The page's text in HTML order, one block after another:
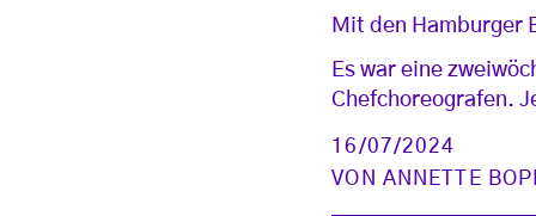
Mit den Hamburger
Es war eine
Chefchoreografen.
16/07/2024
VON ANNETTE